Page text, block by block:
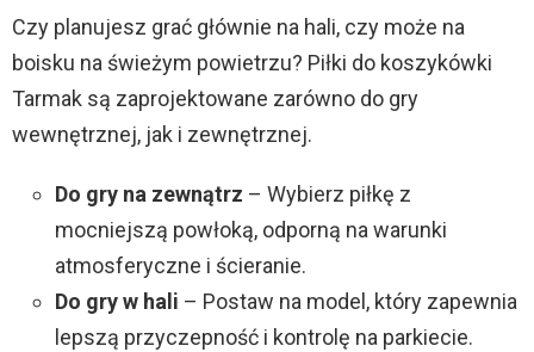
Czy planujesz grać głównie na hali, czy może na
boisku na świeżym powietrzu? Piłki do koszykówki
Tarmak są zaprojektowane zarówno do gry
wewnętrznej, jak i zewnętrznej.
Do gry na zewnątrz – Wybierz piłkę z
mocniejszą powłoką, odporną na warunki
atmosferyczne i ścieranie.
Do gry w hali – Postaw na model, który zapewnia
lepszą przyczepność i kontrolę na parkiecie.